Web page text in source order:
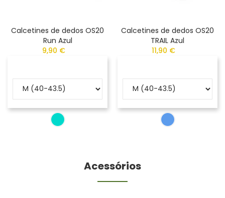
Calcetines de dedos OS20
Run Azul
9,90 €
Calcetines de dedos OS20
TRAIL Azul
11,90 €
Acessórios